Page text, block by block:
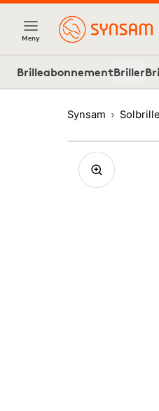
Meny
BrilleabonnementBriller
Synsam